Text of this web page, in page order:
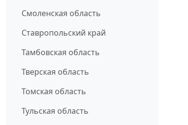
Смоленская область
Ставропольский край
Тамбовская область
Тверская область
Томская область
Тульская область